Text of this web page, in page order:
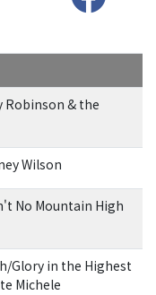
Robinson & the
Wilson
No Mountain High
Glory in the Highest
Michele